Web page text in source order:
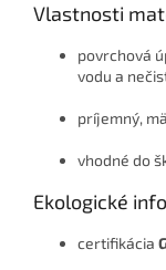
Vlastnosti
povrchová
vodu a
príjemný,
vhodné do
Ekologické
certifikácia